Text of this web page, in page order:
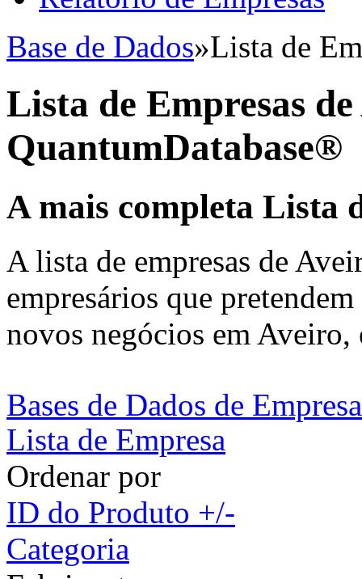
Base de Dados»Lista de
Lista de Empresas
QuantumDatabase®
A mais completa Lista
A lista de empresas de
empresários que
novos negócios em
Bases de Dados de
Lista de Empresa
Ordenar por
ID do Produto +/-
Categoria